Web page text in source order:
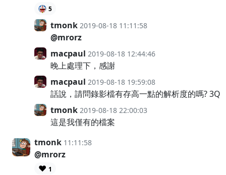
5
tmonk 2019-08-18 11:11:58
@mrorz
macpaul 2019-08-18 12:44:46
晚上處理下，感謝
macpaul 2019-08-18 19:59:08
話說，請問錄影檔有存高一點的解析度的嗎? 3Q
tmonk 2019-08-18 22:00:03
這是我僅有的檔案
tmonk 11:11:58
@mrorz
❤️ 1